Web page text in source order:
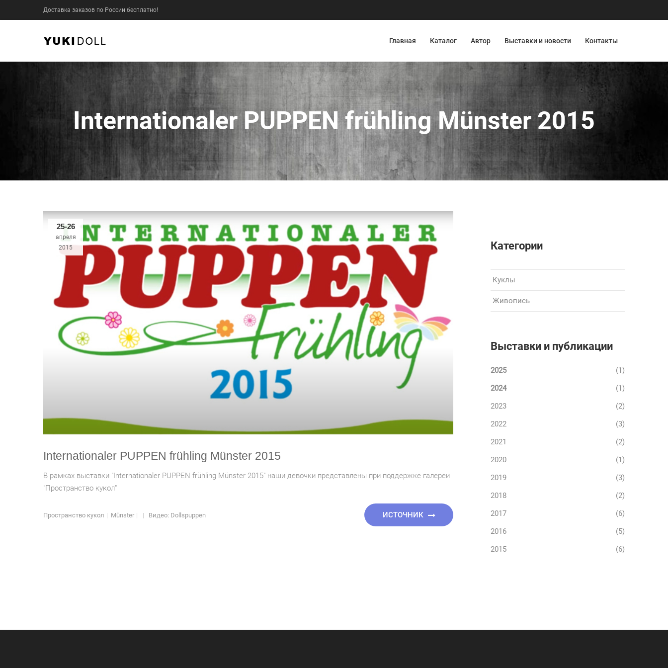
Доставка заказов по России бесплатно!
Главная Каталог Автор Выставки и новости Контакты
Internationaler PUPPEN frühling Münster 2015
25-26
апреля
2015
Internationaler PUPPEN frühling Münster 2015
В рамках выставки "Internationaler PUPPEN frühling Münster 2015" наши девочки представлены при поддержке галереи
"Пространство кукол"
Пространство кукол | Münster | | Видео: Dollspuppen ИСТОЧНИК
Категории
Куклы
Живопись
Выставки и публикации
2025
(1)
2024
(1)
2023
(2)
2022
(3)
2021
(2)
2020
(1)
2019
(3)
2018
(2)
2017
(6)
2016
(5)
2015
(6)